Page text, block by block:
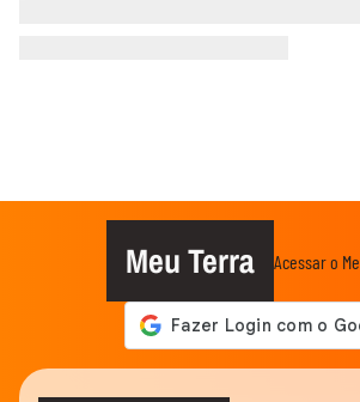
Meu Terra Acessar o